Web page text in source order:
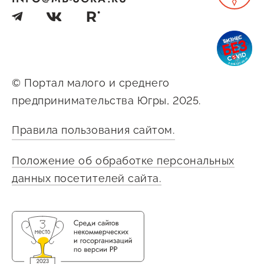
Сервисы для бизнеса
Общая информация
Органы управления и надзора
Документы
Контакты
Вакансии
© Портал малого и среднего
предпринимательства Югры, 2025.
Правила пользования сайтом.
Положение об обработке персональных
данных посетителей сайта.